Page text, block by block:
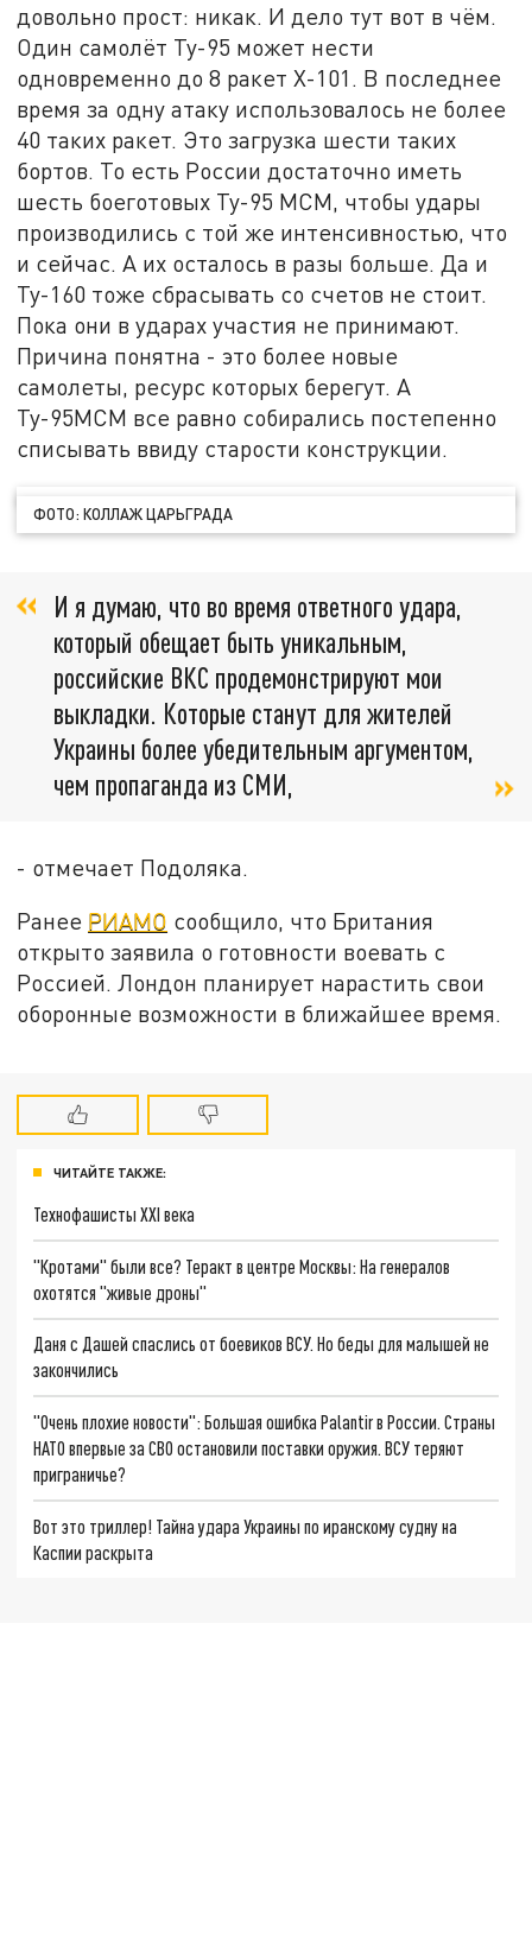
довольно прост: никак. И дело тут вот в чём.
Один самолёт Ту-95 может нести
одновременно до 8 ракет X-101. В последнее
время за одну атаку использовалось не более
40 таких ракет. Это загрузка шести таких
бортов. То есть России достаточно иметь
шесть боеготовых Ту-95 МСМ, чтобы удары
производились с той же интенсивностью, что
и сейчас. А их осталось в разы больше. Да и
Ту-160 тоже сбрасывать со счетов не стоит.
Пока они в ударах участия не принимают.
Причина понятна - это более новые
самолеты, ресурс которых берегут. А
Ту-95МСМ все равно собирались постепенно
списывать ввиду старости конструкции.
ФОТО: КОЛЛАЖ ЦАРЬГРАДА
И я думаю, что во время ответного удара,
который обещает быть уникальным,
российские ВКС продемонстрируют мои
выкладки. Которые станут для жителей
Украины более убедительным аргументом,
чем пропаганда из СМИ,
- отмечает Подоляка.
Ранее РИАМО сообщило, что Британия
открыто заявила о готовности воевать с
Россией. Лондон планирует нарастить свои
оборонные возможности в ближайшее время.
ЧИТАЙТЕ ТАКЖЕ:
Технофашисты XXI века
"Кротами" были все? Теракт в центре Москвы: На генералов
охотятся "живые дроны"
Даня с Дашей спаслись от боевиков ВСУ. Но беды для малышей не
закончились
"Очень плохие новости": Большая ошибка Palantir в России. Страны
НАТО впервые за СВО остановили поставки оружия. ВСУ теряют
приграничье?
Вот это триллер! Тайна удара Украины по иранскому судну на
Каспии раскрыта